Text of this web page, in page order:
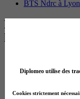
BTS Ndrc à Lyon
Les intitulés
les plus
BTS Dietetique
BTS Mco en
BTS Sp3s en
Diplomeo utilise des
Cookies strictement